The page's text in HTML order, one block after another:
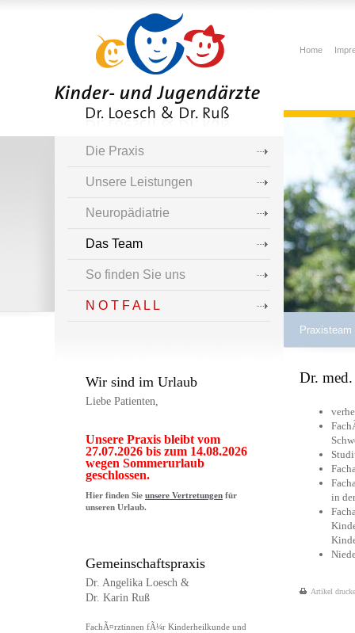
Die Praxis
Unsere Leistungen
Neuropädiatrie
Das Team
So finden Sie uns
N O T F A L L
Wir sind im Urlaub
Liebe Patienten,
Unsere Praxis bleibt vom
27.07.2026 bis zum 14.08.2026
wegen Sommerurlaub
geschlossen.
Hier finden Sie unsere Vertretungen für
unseren Urlaub.
Gemeinschaftspraxis
Dr. Angelika Loesch &
Dr. Karin Ruß
FachÃ¤rztinnen fÃ¼r Kinderheilkunde und
Home
Praxisteam
Dr.
in
Artikel